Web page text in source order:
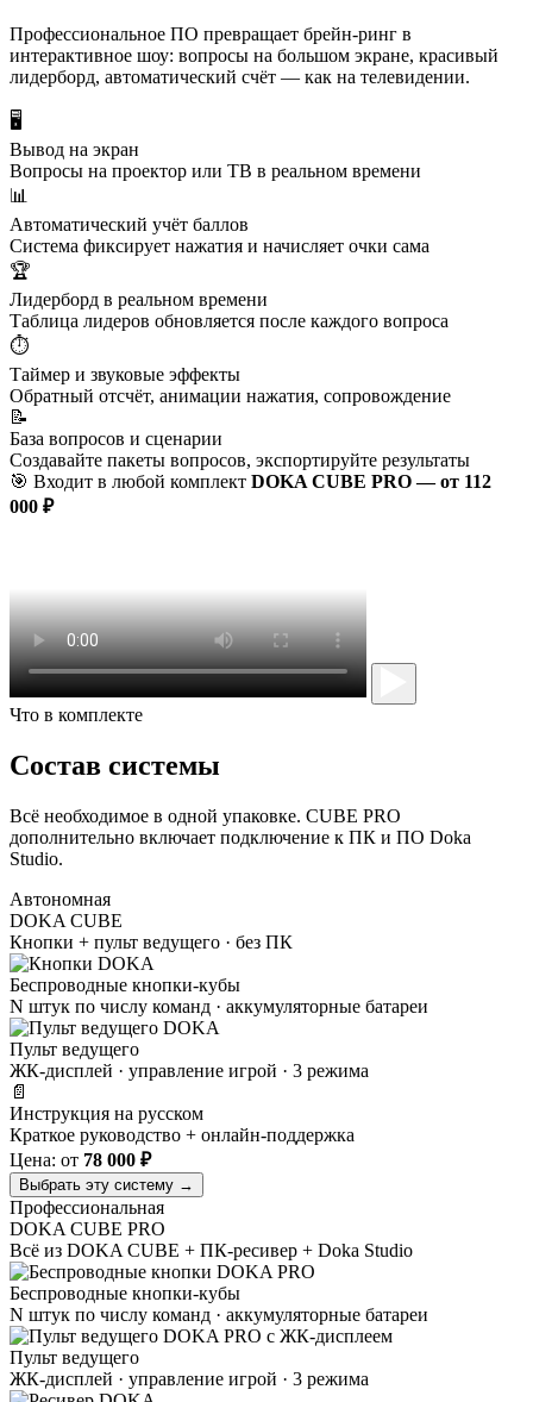
Профессиональное ПО превращает брейн-ринг в
интерактивное шоу: вопросы на большом экране, красивый
лидерборд, автоматический счёт — как на телевидении.
🖥
Вывод на экран
Вопросы на проектор или ТВ в реальном времени
📊
Автоматический учёт баллов
Система фиксирует нажатия и начисляет очки сама
🏆
Лидерборд в реальном времени
Таблица лидеров обновляется после каждого вопроса
⏱
Таймер и звуковые эффекты
Обратный отсчёт, анимации нажатия, сопровождение
📝
База вопросов и сценарии
Создавайте пакеты вопросов, экспортируйте результаты
🎯 Входит в любой комплект DOKA CUBE PRO — от 112
000 ₽
Что в комплекте
Состав системы
Всё необходимое в одной упаковке. CUBE PRO
дополнительно включает подключение к ПК и ПО Doka
Studio.
Автономная
DOKA CUBE
Кнопки + пульт ведущего · без ПК
Беспроводные кнопки-кубы
N штук по числу команд · аккумуляторные батареи
Пульт ведущего
ЖК-дисплей · управление игрой · 3 режима
📄
Инструкция на русском
Краткое руководство + онлайн-поддержка
Цена: от 78 000 ₽
Выбрать эту систему →
Профессиональная
DOKA CUBE PRO
Всё из DOKA CUBE + ПК-ресивер + Doka Studio
Беспроводные кнопки-кубы
N штук по числу команд · аккумуляторные батареи
Пульт ведущего
ЖК-дисплей · управление игрой · 3 режима